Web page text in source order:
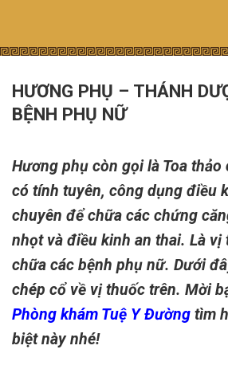
content
HƯƠNG PHỤ – THÁNH
BỆNH PHỤ NỮ
Hương phụ còn gọi là Toa thảo
có tính tuyên, công dụng điều
chuyên để chữa các chứng
nhọt và điều kinh an thai. Là vị
chữa các bệnh phụ nữ. Dưới
chép cổ về vị thuốc trên. Mời
Phòng khám Tuệ Y Đường tìm
biệt này nhé!